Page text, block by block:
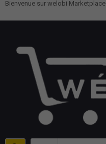
Bienvenue sur welobi Marketplace